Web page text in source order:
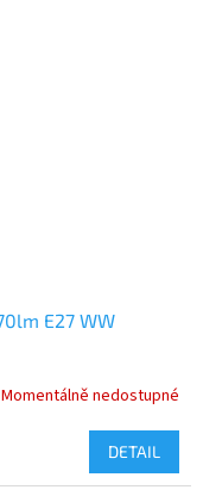
E27 WW
Momentálně nedostupné
DETAIL